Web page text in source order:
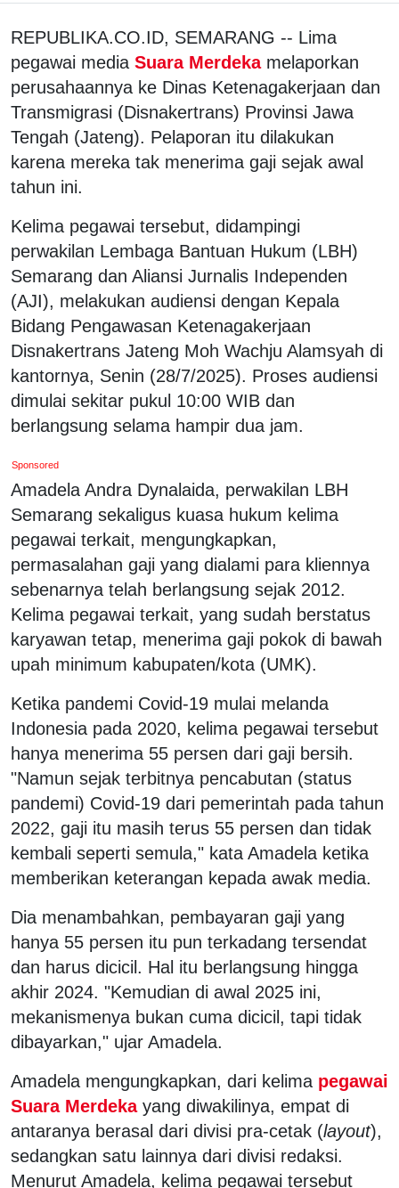
REPUBLIKA.CO.ID, SEMARANG -- Lima
pegawai media Suara Merdeka melaporkan
perusahaannya ke Dinas Ketenagakerjaan dan
Transmigrasi (Disnakertrans) Provinsi Jawa
Tengah (Jateng). Pelaporan itu dilakukan
karena mereka tak menerima gaji sejak awal
tahun ini.
Kelima pegawai tersebut, didampingi
perwakilan Lembaga Bantuan Hukum (LBH)
Semarang dan Aliansi Jurnalis Independen
(AJI), melakukan audiensi dengan Kepala
Bidang Pengawasan Ketenagakerjaan
Disnakertrans Jateng Moh Wachju Alamsyah di
kantornya, Senin (28/7/2025). Proses audiensi
dimulai sekitar pukul 10:00 WIB dan
berlangsung selama hampir dua jam.
Sponsored
Amadela Andra Dynalaida, perwakilan LBH
Semarang sekaligus kuasa hukum kelima
pegawai terkait, mengungkapkan,
permasalahan gaji yang dialami para kliennya
sebenarnya telah berlangsung sejak 2012.
Kelima pegawai terkait, yang sudah berstatus
karyawan tetap, menerima gaji pokok di bawah
upah minimum kabupaten/kota (UMK).
Ketika pandemi Covid-19 mulai melanda
Indonesia pada 2020, kelima pegawai tersebut
hanya menerima 55 persen dari gaji bersih.
"Namun sejak terbitnya pencabutan (status
pandemi) Covid-19 dari pemerintah pada tahun
2022, gaji itu masih terus 55 persen dan tidak
kembali seperti semula," kata Amadela ketika
memberikan keterangan kepada awak media.
Dia menambahkan, pembayaran gaji yang
hanya 55 persen itu pun terkadang tersendat
dan harus dicicil. Hal itu berlangsung hingga
akhir 2024. "Kemudian di awal 2025 ini,
mekanismenya bukan cuma dicicil, tapi tidak
dibayarkan," ujar Amadela.
Amadela mengungkapkan, dari kelima pegawai
Suara Merdeka yang diwakilinya, empat di
antaranya berasal dari divisi pra-cetak (layout),
sedangkan satu lainnya dari divisi redaksi.
Menurut Amadela, kelima pegawai tersebut